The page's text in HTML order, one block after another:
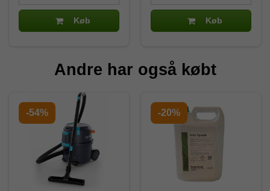
Køb Køb
Andre har også købt
-54% -20%